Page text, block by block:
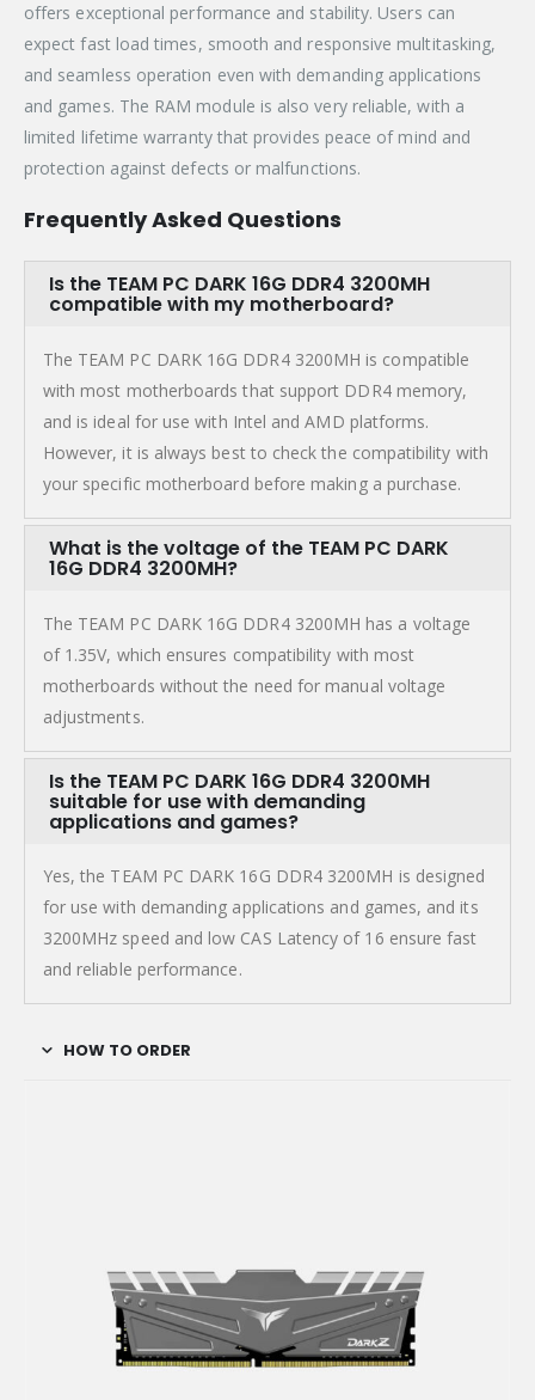
offers exceptional performance and stability. Users can
expect fast load times, smooth and responsive multitasking,
and seamless operation even with demanding applications
and games. The RAM module is also very reliable, with a
limited lifetime warranty that provides peace of mind and
protection against defects or malfunctions.
Frequently Asked Questions
Is the TEAM PC DARK 16G DDR4 3200MH
compatible with my motherboard?
The TEAM PC DARK 16G DDR4 3200MH is compatible
with most motherboards that support DDR4 memory,
and is ideal for use with Intel and AMD platforms.
However, it is always best to check the compatibility with
your specific motherboard before making a purchase.
What is the voltage of the TEAM PC DARK
16G DDR4 3200MH?
The TEAM PC DARK 16G DDR4 3200MH has a voltage
of 1.35V, which ensures compatibility with most
motherboards without the need for manual voltage
adjustments.
Is the TEAM PC DARK 16G DDR4 3200MH
suitable for use with demanding
applications and games?
Yes, the TEAM PC DARK 16G DDR4 3200MH is designed
for use with demanding applications and games, and its
3200MHz speed and low CAS Latency of 16 ensure fast
and reliable performance.
HOW TO ORDER